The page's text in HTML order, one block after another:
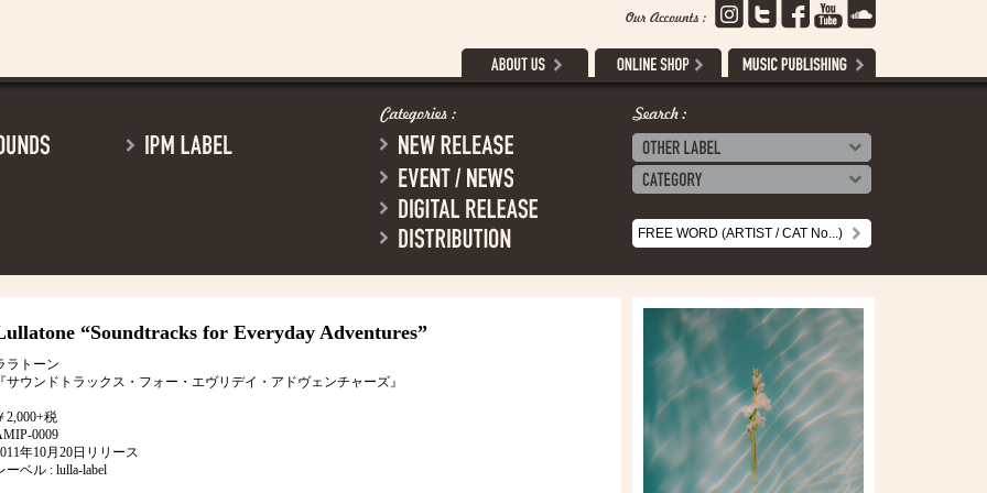
“Soundtracks for Everyday Adventures”
ラトーン
サウンドトラックス・フォー・エヴリデイ・アドヴェンチャーズ』
2,000+税
0009
年10月20日リリース
ーベル : lulla-label